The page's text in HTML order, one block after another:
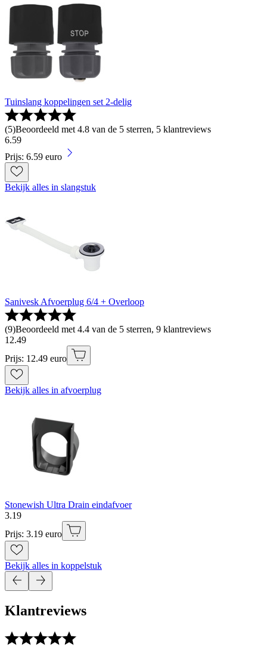
Tuinslang koppelingen set 2-delig
(5)Beoordeeld met 4.8 van de 5 sterren, 5 klantreviews
6.59
Prijs: 6.59 euro
Bekijk alles in slangstuk
Sanivesk Afvoerplug 6/4 + Overloop
(9)Beoordeeld met 4.4 van de 5 sterren, 9 klantreviews
12.49
Prijs: 12.49 euro
Bekijk alles in afvoerplug
Stonewish Ultra Drain eindafvoer
3.19
Prijs: 3.19 euro
Bekijk alles in koppelstuk
Klantreviews